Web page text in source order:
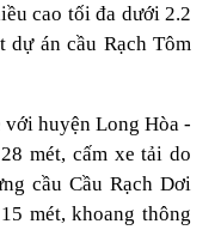
cao tối đa dưới 2.2
dự án cầu Rạch Tôm
huyện Long Hòa -
mét, cấm xe tải do
cầu Cầu Rạch Dơi
mét, khoang thông